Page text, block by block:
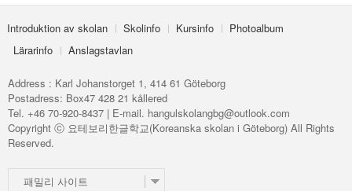
Introduktion av skolan Skolinfo Kursinfo
Photoalbum
Lärarinfo
Anslagstavlan
Address : Karl Johanstorget 1, 414 61 Göteborg
Postadress: Box47 428 21 kållered
Tel. +46 70-920-8437 | E-mail. hangulskolangbg@outlook.com
Copyright ⓒ 요테보리한글학교(Koreanska skolan i Göteborg) All Rights
Reserved.
패밀리 사이트